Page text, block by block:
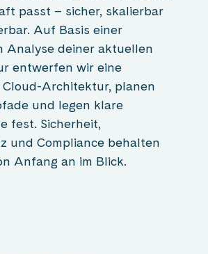
passt – sicher, skalierbar
Auf Basis einer
Analyse deiner aktuellen
entwerfen wir eine
Architektur, planen
und legen klare
fest. Sicherheit,
und Compliance behalten
Anfang an im Blick.